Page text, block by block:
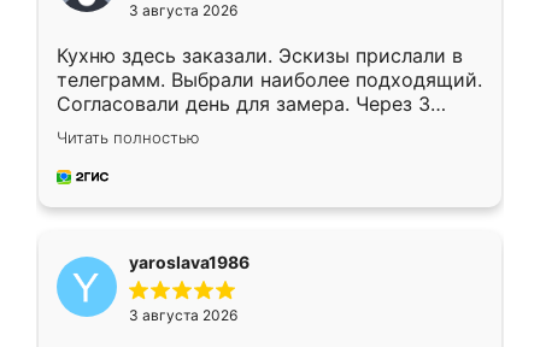
3 августа 2026
Кухню здесь заказали. Эскизы прислали в
телеграмм. Выбрали наиболее подходящий.
Согласовали день для замера. Через 3
недели кухня была уже готова. Остались
довольны работой. Спасибо Ренессанс
мебель за качественную работу!
Читать полностью
yaroslava1986
3 августа 2026